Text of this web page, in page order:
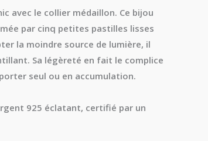
avec le collier médaillon. Ce bijou
par cinq petites pastilles lisses
la moindre source de lumière, il
Sa légèreté en fait le complice
seul ou en accumulation.
925 éclatant, certifié par un